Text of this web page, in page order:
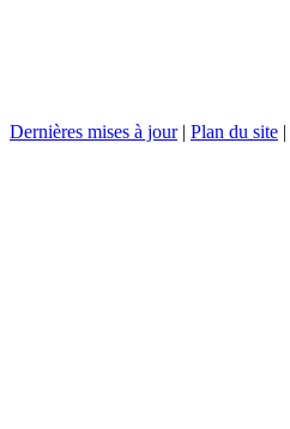
Dernières mises à jour| Plan du site |